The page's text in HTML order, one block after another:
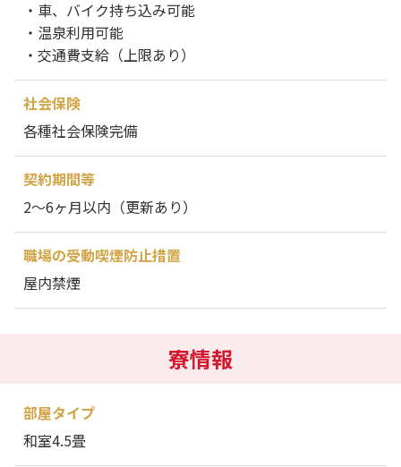
・車、バイク持ち込み可能
・温泉利用可能
・交通費支給（上限あり）
社会保険
各種社会保険完備
契約期間等
2～6ヶ月以内（更新あり）
職場の受動喫煙防止措置
屋内禁煙
寮情報
部屋タイプ
和室4.5畳